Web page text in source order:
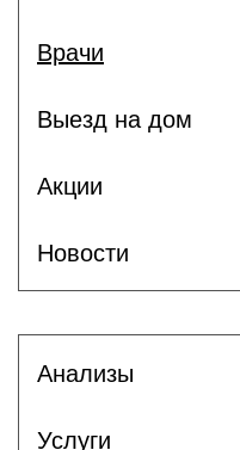
Врачи
Выезд на дом
Акции
Новости
Анализы
Услуги